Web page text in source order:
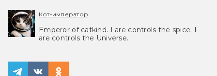
Кот-император
Emperor of catkind. I are controls the spice, I
are controls the Universe.